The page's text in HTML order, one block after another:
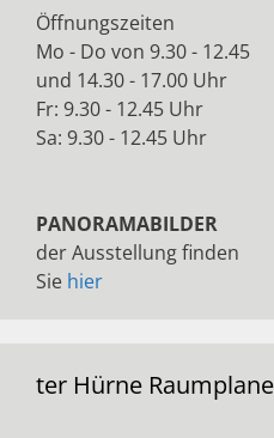
Öffnungszeiten
Mo - Do von 9.30 - 12.45
und 14.30 - 17.00 Uhr
Fr: 9.30 - 12.45 Uhr
Sa: 9.30 - 12.45 Uhr
PANORAMABILDER
der Ausstellung finden
Sie hier
ter Hürne